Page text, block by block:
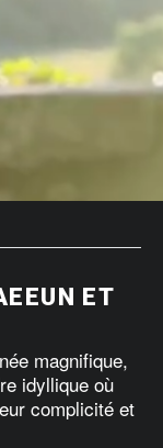
ET
magnifique,
idyllique où
complicité et